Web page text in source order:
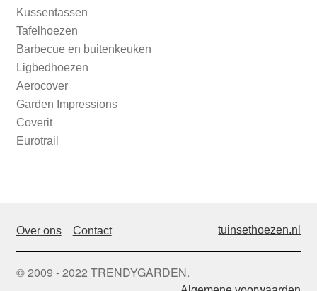
Kussentassen
Tafelhoezen
Barbecue en buitenkeuken
Ligbedhoezen
Aerocover
Garden Impressions
Coverit
Eurotrail
Over ons Contact tuinsethoezen.nl
© 2009 - 2022 TRENDYGARDEN.